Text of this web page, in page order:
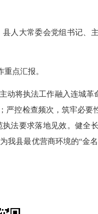
大常委会党组书记、
点汇报。
将执法工作融入连城革
控检查频次，筑牢必
法要求落地见效。健全
县最优营商环境的“金